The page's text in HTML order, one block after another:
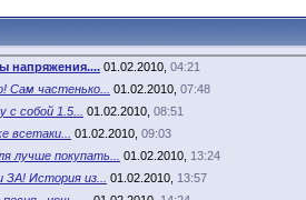
напряжения.... 01.02.2010, 04:21
Сам частенько... 01.02.2010, 07:48
собой 1.5... 01.02.2010, 08:51
всетаки... 01.02.2010, 09:03
лучше покупать... 01.02.2010, 13:24
ЗА! История из... 01.02.2010, 13:57